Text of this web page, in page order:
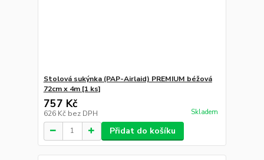
Stolová sukýnka (PAP-Airlaid) PREMIUM béžová
72cm x 4m [1 ks]
757 Kč
626 Kč bez DPH Skladem
Přidat do košíku